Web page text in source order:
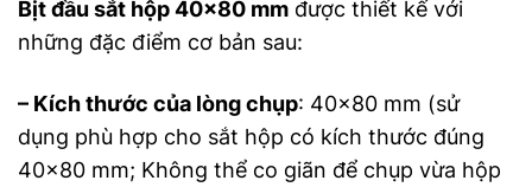
Bịt đầu sắt hộp 40×80 mm được thiết kế với
những đặc điểm cơ bản sau:
– Kích thước của lòng chụp: 40×80 mm (sử
dụng phù hợp cho sắt hộp có kích thước đúng
40×80 mm; Không thể co giãn để chụp vừa hộp